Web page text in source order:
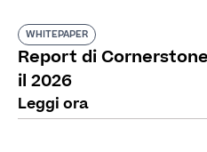
WHITEPAPER
Report di
il 2026
Leggi ora